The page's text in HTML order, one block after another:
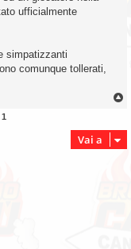
ufficialmente
simpatizzanti
comunque tollerati,
1
Vai a